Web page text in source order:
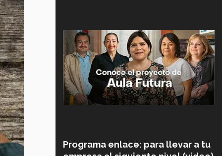
Programa enlace: para llevar a tu